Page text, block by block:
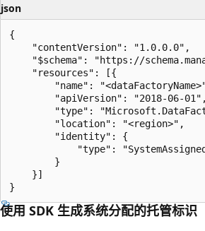
json
{
    "contentVersion": "1.0.0.0",
"$schema": "https://
    "resources": [{
"name":
        "apiVersion": "2018-06-01",
"type":
        "location": "<region>",
        "identity": {
"type":
        }
    }]
使用 SDK 生成系统分配的托管标识